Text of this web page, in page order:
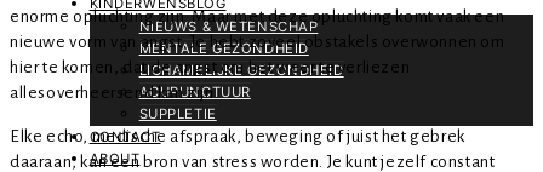
KINDERWENSBLOG
NIEUWS & WETENSCHAP
MENTALE GEZONDHEID
LICHAMELIJKE GEZONDHEID
ACUPUNCTUUR
SUPPLETIE
CONTACT
ABOUT
enorme opluchting zijn. Maar met deze opluchting komt vaak een
nieuwe vorm van angst. Je hebt zoveel obstakels overwonnen om
hier te komen, dat de angst om het weer te verliezen
allesoverheersend kan zijn.
Elke echo, medische afspraak, beweging of juist het gebrek
daaraan, kan een bron van stress worden. Je kunt jezelf constant